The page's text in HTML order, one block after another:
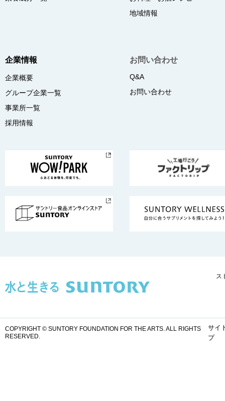
地域情報
企業情報
企業概要
グループ企業一覧
事業所一覧
採用情報
お問い合わせ
Q&A
お問い合わせ
ス
COPYRIGHT © SUNTORY FOUNDATION FOR THE ARTS.ALL RIGHTS
RESERVED.
サイ
プ